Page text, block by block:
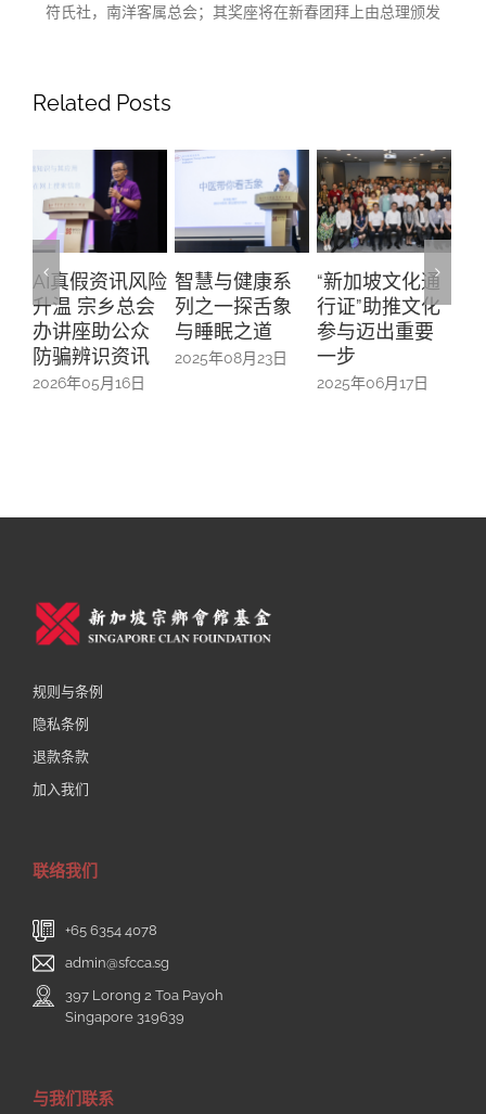
符氏社，南洋客属总会；其奖座将在新春团拜上由总理颁发
Related Posts
AI真假资讯风险
升温 宗乡总会
办讲座助公众
防骗辨识资讯
2026年05月16日
智慧与健康系
列之一探舌象
与睡眠之道
2025年08月23日
“新加坡文化通
行证”助推文化
参与迈出重要
一步
2025年06月17日
规则与条例
隐私条例
退款条款
加入我们
联络我们
+65 6354 4078
admin@sfcca.sg
397 Lorong 2 Toa Payoh
Singapore 319639
与我们联系